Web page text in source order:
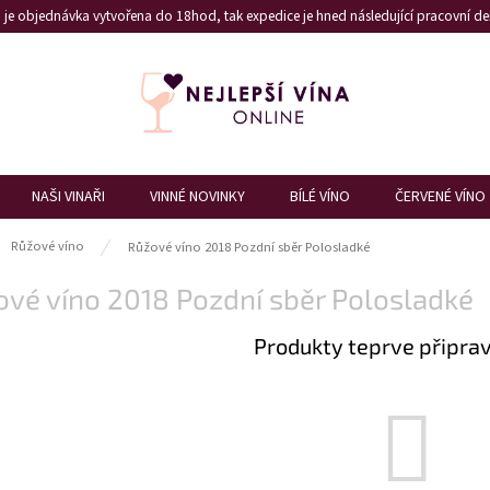
objednávka vytvořena do 18hod, tak expedice je hned následující pracovní
NAŠI VINAŘI VINNÉ NOVINKY BÍLÉ VÍNO ČERVENÉ VÍNO
Růžové víno Růžové víno 2018 Pozdní sběr Polosladké
víno 2018 Pozdní sběr Polosladké
Produkty teprve